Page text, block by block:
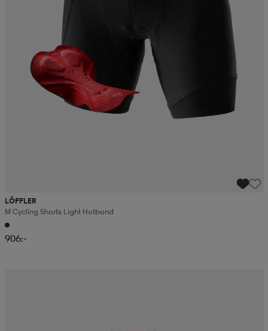
LÖFFLER
M Cycling Shorts Light Hotbond
906:-